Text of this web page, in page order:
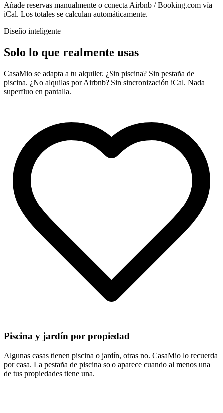
Añade reservas manualmente o conecta Airbnb / Booking.com vía
iCal. Los totales se calculan automáticamente.
Diseño inteligente
Solo lo que realmente usas
CasaMio se adapta a tu alquiler. ¿Sin piscina? Sin pestaña de
piscina. ¿No alquilas por Airbnb? Sin sincronización iCal. Nada
superfluo en pantalla.
Piscina y jardín por propiedad
Algunas casas tienen piscina o jardín, otras no. CasaMio lo recuerda
por casa. La pestaña de piscina solo aparece cuando al menos una
de tus propiedades tiene una.